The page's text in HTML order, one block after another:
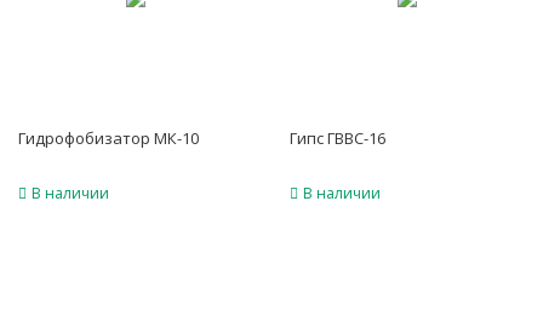
Гидрофобизатор МК-10
В наличии
Гипс ГВВС-16
В наличии